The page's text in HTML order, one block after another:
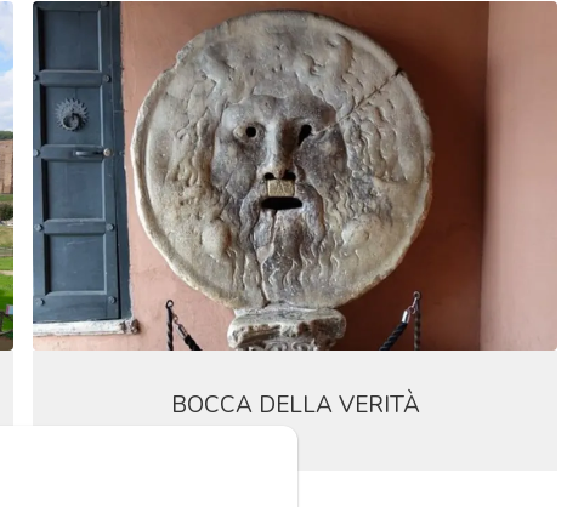
BOCCA DELLA VERITÀ